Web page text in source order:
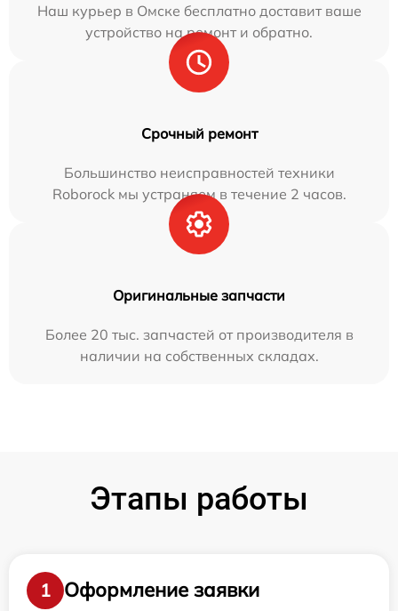
Наш курьер в Омске бесплатно доставит ваше
устройство на ремонт и обратно.
Срочный ремонт
Большинство неисправностей техники
Roborock мы устраняем в течение 2 часов.
Оригинальные запчасти
Более 20 тыс. запчастей от производителя в
наличии на собственных складах.
Этапы работы
1
Оформление заявки